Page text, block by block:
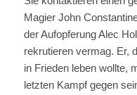
Magier John
der Aufopferung Alec
rekrutieren vermag. Er,
in Frieden leben wollte,
letzten Kampf gegen